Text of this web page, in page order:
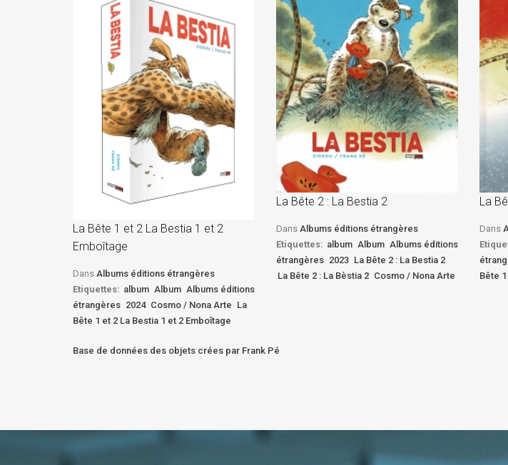
La Bête 1 et 2 La Bestia 1 et 2
Emboîtage
Dans Albums éditions étrangères
Etiquettes: album Album Albums éditions
étrangères 2024 Cosmo / Nona Arte La
Bête 1 et 2 La Bestia 1 et 2 Emboîtage
La Bête 2 : La Bestia 2
Dans Albums éditions étrangères
Etiquettes: album Album Albums éditions
étrangères 2023 La Bête 2 : La Bestia 2
La Bête 2 : La Bèstia 2 Cosmo / Nona Arte
La
Dans
Bête
Base de données des objets crées par Frank Pé